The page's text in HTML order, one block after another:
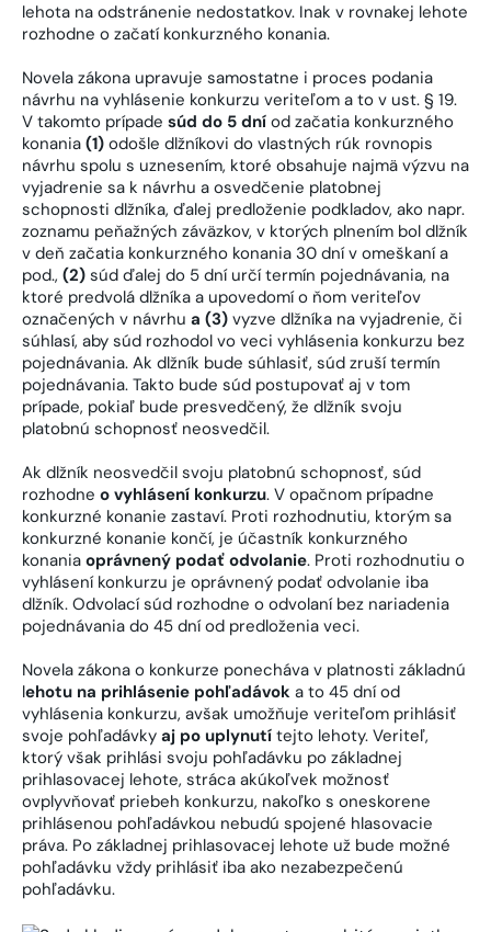
lehota na odstránenie nedostatkov. Inak v rovnakej lehote
rozhodne o začatí konkurzného konania.
Novela zákona upravuje samostatne i proces podania
návrhu na vyhlásenie konkurzu veriteľom a to v ust. § 19.
V takomto prípade súd do 5 dní od začatia konkurzného
konania (1) odošle dlžníkovi do vlastných rúk rovnopis
návrhu spolu s uznesením, ktoré obsahuje najmä výzvu na
vyjadrenie sa k návrhu a osvedčenie platobnej
schopnosti dlžníka, ďalej predloženie podkladov, ako napr.
zoznamu peňažných záväzkov, v ktorých plnením bol dlžník
v deň začatia konkurzného konania 30 dní v omeškaní a
pod., (2) súd ďalej do 5 dní určí termín pojednávania, na
ktoré predvolá dlžníka a upovedomí o ňom veriteľov
označených v návrhu a (3) vyzve dlžníka na vyjadrenie, či
súhlasí, aby súd rozhodol vo veci vyhlásenia konkurzu bez
pojednávania. Ak dlžník bude súhlasiť, súd zruší termín
pojednávania. Takto bude súd postupovať aj v tom
prípade, pokiaľ bude presvedčený, že dlžník svoju
platobnú schopnosť neosvedčil.
Ak dlžník neosvedčil svoju platobnú schopnosť, súd
rozhodne o vyhlásení konkurzu. V opačnom prípadne
konkurzné konanie zastaví. Proti rozhodnutiu, ktorým sa
konkurzné konanie končí, je účastník konkurzného
konania oprávnený podať odvolanie. Proti rozhodnutiu o
vyhlásení konkurzu je oprávnený podať odvolanie iba
dlžník. Odvolací súd rozhodne o odvolaní bez nariadenia
pojednávania do 45 dní od predloženia veci.
Novela zákona o konkurze ponecháva v platnosti základnú
lehotu na prihlásenie pohľadávok a to 45 dní od
vyhlásenia konkurzu, avšak umožňuje veriteľom prihlásiť
svoje pohľadávky aj po uplynutí tejto lehoty. Veriteľ,
ktorý však prihlási svoju pohľadávku po základnej
prihlasovacej lehote, stráca akúkoľvek možnosť
ovplyvňovať priebeh konkurzu, nakoľko s oneskorene
prihlásenou pohľadávkou nebudú spojené hlasovacie
práva. Po základnej prihlasovacej lehote už bude možné
pohľadávku vždy prihlásiť iba ako nezabezpečenú
pohľadávku.